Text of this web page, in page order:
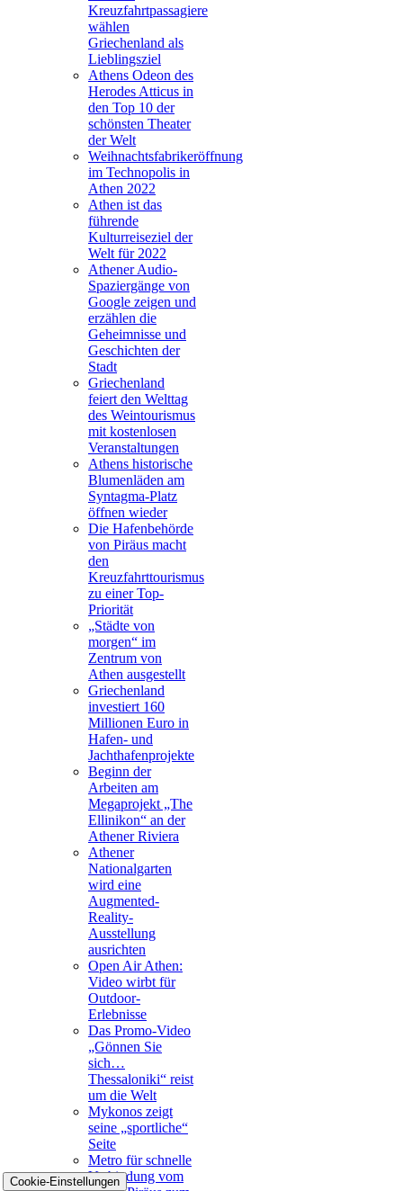
Kreuzfahrtpassagiere
wählen
Griechenland als
Lieblingsziel
Athens Odeon des
Herodes Atticus in
den Top 10 der
schönsten Theater
der Welt
Weihnachtsfabrikeröffnung
im Technopolis in
Athen 2022
Athen ist das
führende
Kulturreiseziel der
Welt für 2022
Athener Audio-
Spaziergänge von
Google zeigen und
erzählen die
Geheimnisse und
Geschichten der
Stadt
Griechenland
feiert den Welttag
des Weintourismus
mit kostenlosen
Veranstaltungen
Athens historische
Blumenläden am
Syntagma-Platz
öffnen wieder
Die Hafenbehörde
von Piräus macht
den
Kreuzfahrttourismus
zu einer Top-
Priorität
„Städte von
morgen“ im
Zentrum von
Athen ausgestellt
Griechenland
investiert 160
Millionen Euro in
Hafen- und
Jachthafenprojekte
Beginn der
Arbeiten am
Megaprojekt „The
Ellinikon“ an der
Athener Riviera
Athener
Nationalgarten
wird eine
Augmented-
Reality-
Ausstellung
ausrichten
Open Air Athen:
Video wirbt für
Outdoor-
Erlebnisse
Das Promo-Video
„Gönnen Sie
sich…
Thessaloniki“ reist
um die Welt
Mykonos zeigt
seine „sportliche“
Seite
Metro für schnelle
Verbindung vom
Cookie-Einstellungen